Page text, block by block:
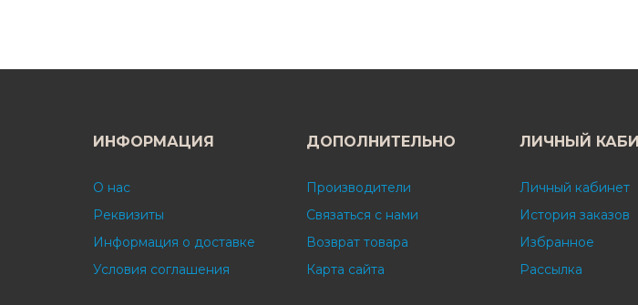
ИНФОРМАЦИЯ
О нас
Реквизиты
Информация о доставке
Условия соглашения
ДОПОЛНИТЕЛЬНО
Производители
Связаться с нами
Возврат товара
Карта сайта
ЛИЧНЫЙ
Личный кабинет
История заказов
Избранное
Рассылка